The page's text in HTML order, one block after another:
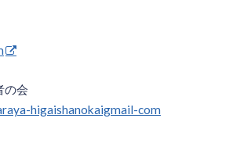
の会
higaishanokaigmail-com